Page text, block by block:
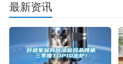
最新资讯